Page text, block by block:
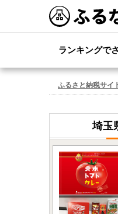
ランキングで
ふるさと納税サイ
埼玉